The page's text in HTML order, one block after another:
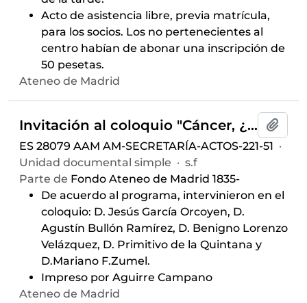
Acto de asistencia libre, previa matrícula,
para los socios. Los no pertenecientes al
centro habían de abonar una inscripción de
50 pesetas.
Ateneo de Madrid
Invitación al coloquio "Cáncer, ¿mal evitable?", celebrado en el Salón de Actos el 6 de mayo de 1966
ES 28079 AAM AM-SECRETARÍA-ACTOS-221-51 ·
Unidad documental simple · s.f
Parte de Fondo Ateneo de Madrid 1835-
De acuerdo al programa, intervinieron en el
coloquio: D. Jesús García Orcoyen, D.
Agustín Bullón Ramírez, D. Benigno Lorenzo
Velázquez, D. Primitivo de la Quintana y
D.Mariano F.Zumel.
Impreso por Aguirre Campano
Ateneo de Madrid